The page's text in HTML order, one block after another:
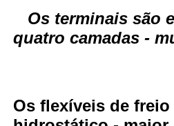
Os terminais são
quatro camadas -
Os flexíveis de